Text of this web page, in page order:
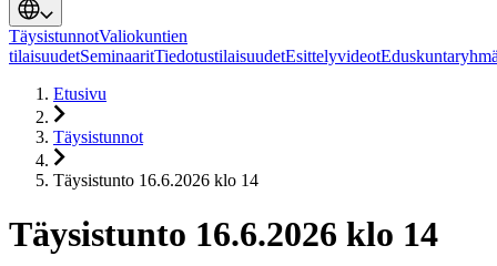
TäysistunnotValiokuntien
tilaisuudetSeminaaritTiedotustilaisuudetEsittelyvideot
Etusivu
Täysistunnot
Täysistunto 16.6.2026 klo 14
Täysistunto 16.6.2026 klo 14